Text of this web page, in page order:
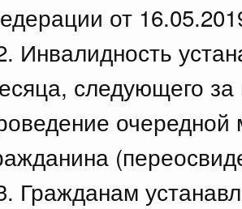
от
Инвалидность
следующего
очередной
Гражданам